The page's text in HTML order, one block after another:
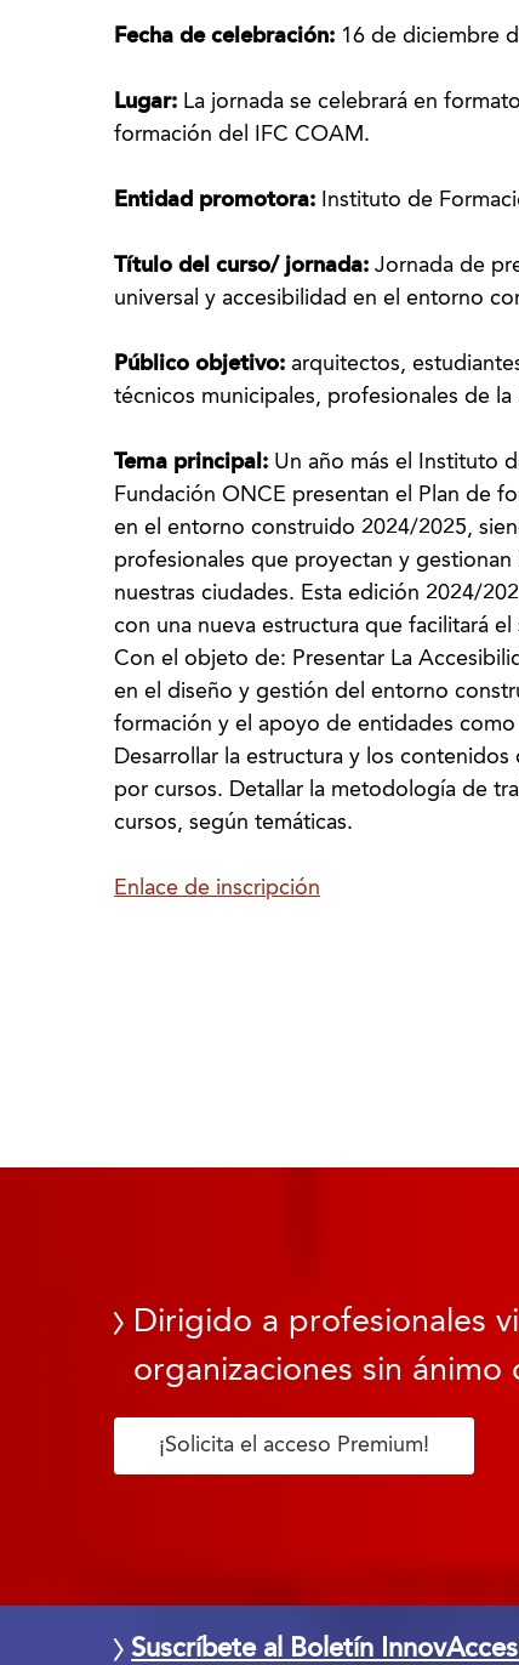
Fecha de celebración: 16 de diciembre
Lugar: La jornada se celebrará en
formación del IFC COAM.
Entidad promotora: Instituto de
Título del curso/ jornada:Jornada de
universal y accesibilidad en el entorno
Público objetivo:arquitectos,
técnicos municipales, profesionales de
Tema principal: Un año más el Instituto
Fundación ONCE presentan el Plan de
en el entorno construido 2024/2025,
profesionales que proyectan y
nuestras ciudades. Esta edición 2024/
con una nueva estructura que facilitará
Con el objeto de: Presentar La
en el diseño y gestión del entorno
formación y el apoyo de entidades
Desarrollar la estructura y los
por cursos. Detallar la metodología de
cursos, según temáticas.
Enlace de inscripción
Dirigido a profesionales
organizaciones sin
¡Solicita el acceso Premium!
Suscríbete al Boletín